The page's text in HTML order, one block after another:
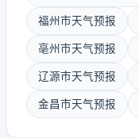
福州市天气预报
亳州市天气预报
辽源市天气预报
金昌市天气预报